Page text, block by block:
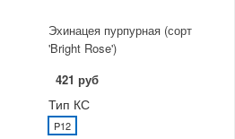
Эхинацея пурпурная (сорт
'Bright Rose')
421 руб
Тип КС
P12